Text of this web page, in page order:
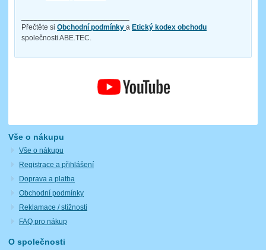
Přečtěte si Obchodní podmínky a Etický kodex obchodu
společnosti ABE.TEC.
Vše o nákupu
Vše o nákupu
Registrace a přihlášení
Doprava a platba
Obchodní podmínky
Reklamace / stížnosti
FAQ pro nákup
O společnosti